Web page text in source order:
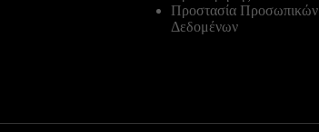
Προστασία Προσωπικών
Δεδομένων